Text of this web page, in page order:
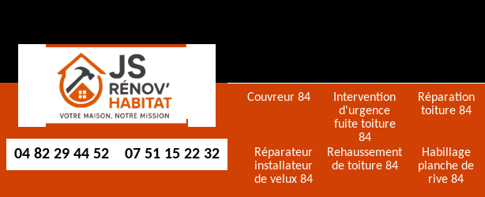
04 82 29 44 52 07 51 15 22 32
Couvreur 84
Intervention
d'urgence
fuite toiture
84
Réparation
toiture 84
Réparateur
installateur
de velux 84
Rehaussement
de toiture 84
Habillage
planche de
rive 84